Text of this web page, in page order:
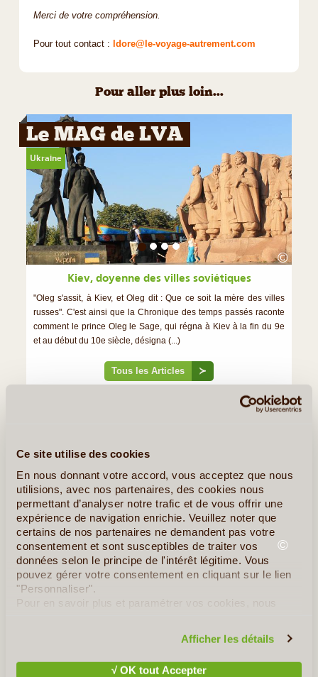
Ce site utilise des cookies
En nous donnant votre accord, vous acceptez que nous
utilisions, avec nos partenaires, des cookies nous
permettant d’analyser notre trafic et de vous offrir une
expérience de navigation enrichie. Veuillez noter que
certains de nos partenaires ne demandent pas votre
consentement et sont susceptibles de traiter vos
données selon le principe de l'intérêt légitime. Vous
pouvez gérer votre consentement en cliquant sur le lien
"Personnaliser".
Pour en savoir plus et paramétrer vos cookies, nous
Afficher les détails
√ OK tout Accepter
Merci de votre compréhension.
Pour tout contact : ldore@le-voyage-autrement.com
Pour aller plus loin...
Le MAG de LVA
Ukraine
©
Kiev, doyenne des villes soviétiques
"Oleg s'assit, à Kiev, et Oleg dit : Que ce soit la mère des villes
russes". C'est ainsi que la Chronique des temps passés raconte
comment le prince Oleg le Sage, qui régna à Kiev à la fin du 9e
et au début du 10e siècle, désigna (...)
Tous les Articles ≻
Notre Guide de Voyage - Ukraine
©
Album Photo de l' Ukraine